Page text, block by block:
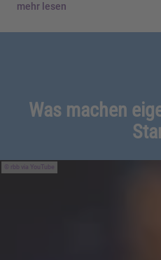
mehr lesen
Was machen
rbb via YouTube